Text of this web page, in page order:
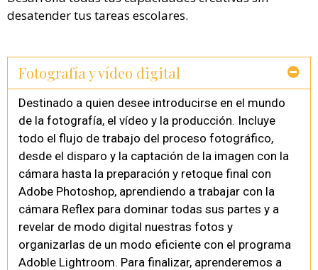
desatender tus tareas escolares.
Fotografía y vídeo digital
Destinado a quien desee introducirse en el mundo
de la fotografía, el vídeo y la producción. Incluye
todo el flujo de trabajo del proceso fotográfico,
desde el disparo y la captación de la imagen con la
cámara hasta la preparación y retoque final con
Adobe Photoshop, aprendiendo a trabajar con la
cámara Reflex para dominar todas sus partes y a
revelar de modo digital nuestras fotos y
organizarlas de un modo eficiente con el programa
Adoble Lightroom. Para finalizar, aprenderemos a